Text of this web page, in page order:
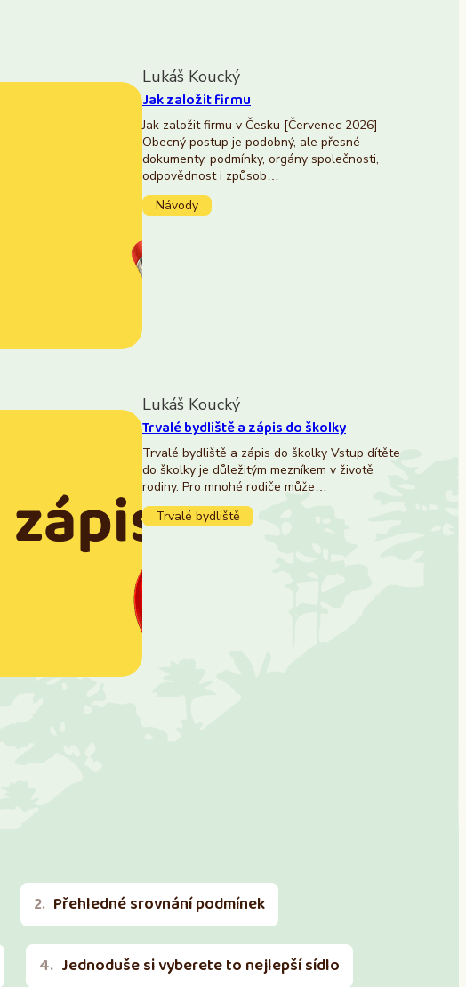
Lukáš Koucký
Jak založit firmu
Jak založit firmu v Česku [Červenec 2026]
Obecný postup je podobný, ale přesné
dokumenty, podmínky, orgány společnosti,
odpovědnost i způsob…
Návody
Lukáš Koucký
Trvalé bydliště a zápis do školky
Trvalé bydliště a zápis do školky Vstup dítěte
do školky je důležitým mezníkem v životě
rodiny. Pro mnohé rodiče může…
Trvalé bydliště
Přehledné srovnání podmínek
Jednoduše si vyberete to nejlepší sídlo